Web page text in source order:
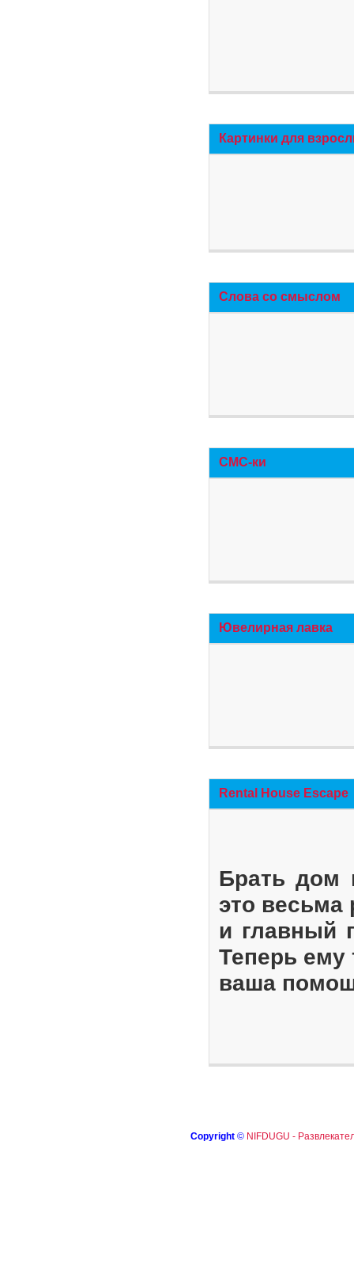
Картинки для
Слова со смыслом
СМС-ки
Ювелирная лавка
Rental House Escape
Брать дом
это весьма
и главный
Теперь ему
ваша
Copyright © NIFDUGU -